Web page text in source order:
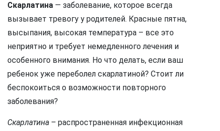
Скарлатина — заболевание, которое всегда
вызывает тревогу у родителей. Красные пятна,
высыпания, высокая температура – все это
неприятно и требует немедленного лечения и
особенного внимания. Но что делать, если ваш
ребенок уже переболел скарлатиной? Стоит ли
беспокоиться о возможности повторного
заболевания?
Скарлатина – распространенная инфекционная